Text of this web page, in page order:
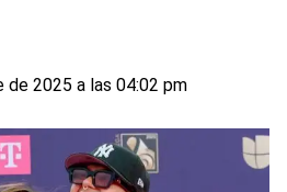
de 2025 a las 04:02 pm